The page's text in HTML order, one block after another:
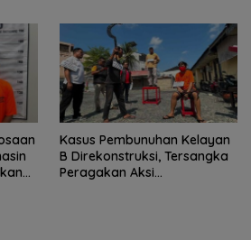
Kasus Pembunuhan Kelayan
B Direkonstruksi, Tersangka
Peragakan Aksi